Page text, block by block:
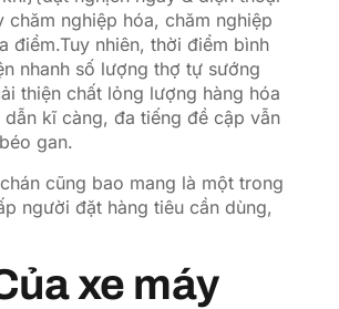
nghiệp hóa, chăm nghiệp
điểm.Tuy nhiên, thời điểm bình
nhanh số lượng thợ tự sướng
thiện chất lỏng lượng hàng hóa
kĩ càng, đa tiếng đề cập vẫn
gan.
cũng bao mang là một trong
người đặt hàng tiêu cần dùng,
xe máy